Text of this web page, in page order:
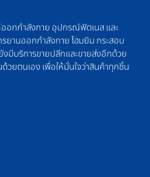
ออกกำลังกาย อุปกรณ์ฟิตเนส และ
ยานออกกำลังกาย โฮมยิม กระสอบ
งมีบริการขายปลีกและขายส่งอีกด้วย
วยตนเอง เพื่อให้มั่นใจว่าสินค้าทุกชิ้น